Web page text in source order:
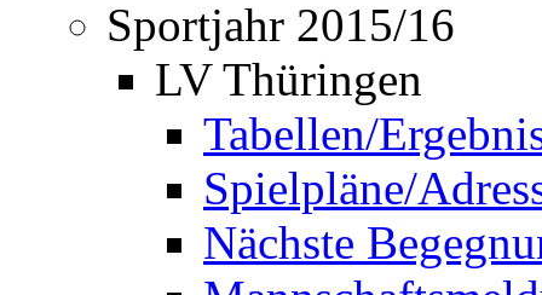
Sportjahr 2015/16
LV Thüringen
Tabellen/
Spielpläne/
Nächste